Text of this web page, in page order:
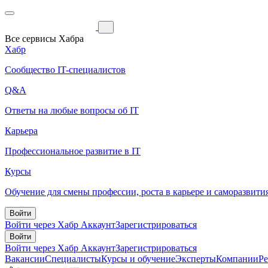
Все сервисы Хабра
Хабр
Сообщество IT-специалистов
Q&A
Ответы на любые вопросы об IT
Карьера
Профессиональное развитие в IT
Курсы
Обучение для смены профессии, роста в карьере и
Войти
Войти через Хабр АккаунтЗарегистрироваться
Войти
Войти через Хабр АккаунтЗарегистрироваться
ВакансииСпециалистыКурсы и обучениеЭкспертыКомпании